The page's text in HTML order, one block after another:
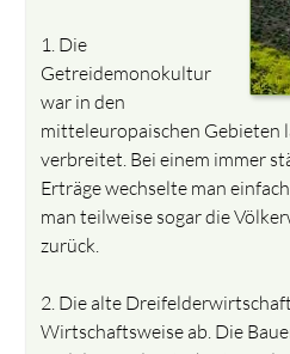
1. Die
Getreidemonokultur
war in den
mitteleuropaischen Gebieten
verbreitet. Bei einem immer
Erträge wechselte man
man teilweise sogar die
zurück.
2. Die alte
Wirtschaftsweise ab. Die